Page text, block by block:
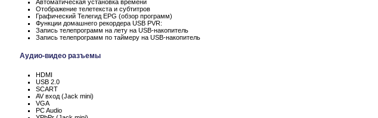
Автоматическая установка времени
Отображение телетекста и субтитров
Графический Телегид EPG (обзор программ)
Функции домашнего рекордера USB PVR:
Запись телепрограмм на лету на USB-накопитель
Запись телепрограмм по таймеру на USB-накопитель
Аудио-видео разъемы
HDMI
USB 2.0
SCART
AV вход (Jack mini)
VGA
PC Audio